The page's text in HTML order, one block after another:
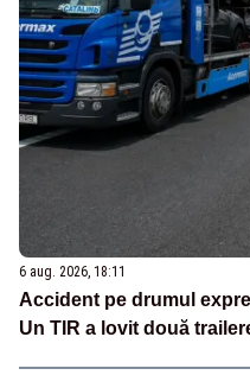
6 aug. 2026, 18:11
Accident pe drumul
Un TIR a lovit două